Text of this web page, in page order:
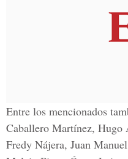
Entre los mencionados
Caballero Martínez,
Fredy Nájera, Juan